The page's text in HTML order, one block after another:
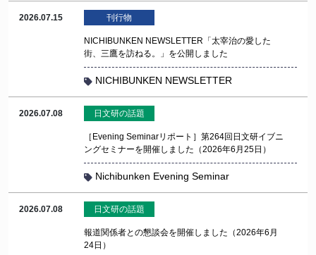
2026.07.15 刊行物
NICHIBUNKEN NEWSLETTER「太宰治の愛した
街、三鷹を訪ねる。」を公開しました
NICHIBUNKEN NEWSLETTER
2026.07.08 日文研の話題
［Evening Seminarリポート］第264回日文研イブニ
ングセミナーを開催しました（2026年6月25日）
Nichibunken Evening Seminar
2026.07.08 日文研の話題
報道関係者との懇談会を開催しました（2026年6月
24日）